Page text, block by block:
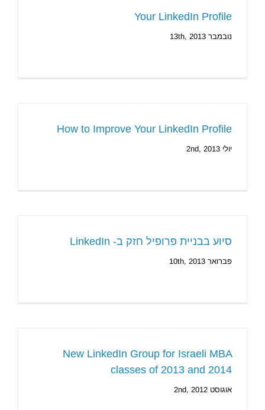
Your LinkedIn Profile
נובמבר 13th, 2013
How to Improve Your LinkedIn Profile
יולי 2nd, 2013
סיוע בבניית פרופיל חזק ב- LinkedIn
פברואר 10th, 2013
New LinkedIn Group for Israeli MBA
classes of 2013 and 2014
אוגוסט 2nd, 2012